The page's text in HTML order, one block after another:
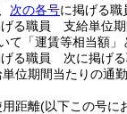
次の各号に掲げる職
る職員 支給単位期
て「運賃等相当額」
る職員 次に掲げる
位期間当たりの通
用距離(以下この号に